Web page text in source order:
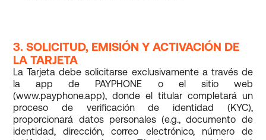
3. SOLICITUD, EMISIÓN Y ACTIVACIÓN DE
LA TARJETA
La Tarjeta debe solicitarse exclusivamente a través de
la app de PAYPHONE o el sitio web
(www.payphone.app), donde el titular completará un
proceso de verificación de identidad (KYC),
proporcionará datos personales (e.g., documento de
identidad, dirección, correo electrónico, número de